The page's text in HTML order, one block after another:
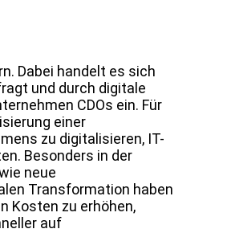
Dabei handelt es sich
und durch digitale
CDOs ein. Für
einer
zu digitalisieren, IT-
Besonders in der
neue
Transformation haben
Kosten zu erhöhen,
auf